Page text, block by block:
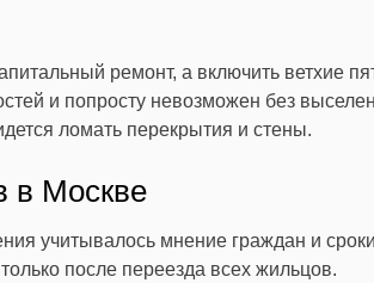
ремонт, а включить ветхие
и попросту невозможен без
ломать перекрытия и стены.
в Москве
учитывалось мнение граждан и
после переезда всех жильцов.